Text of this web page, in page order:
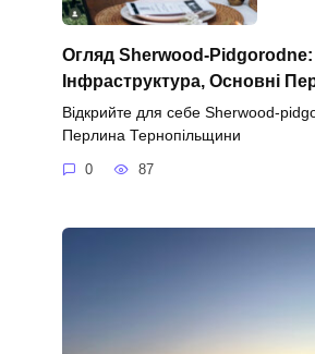
Огляд Sherwood-
Інфраструктура, Основні
Відкрийте для себе Sherwood-
Перлина Тернопільщини
0 87